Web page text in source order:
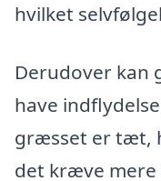
hvilket
Derudover kan
have
græsset er tæt,
det kræve